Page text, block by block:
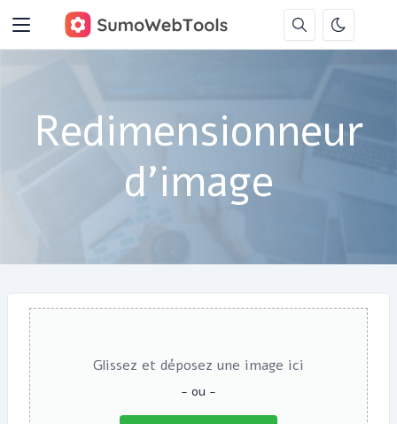
Redimensionneur
d'image
Glissez et déposez une image ici
- ou -